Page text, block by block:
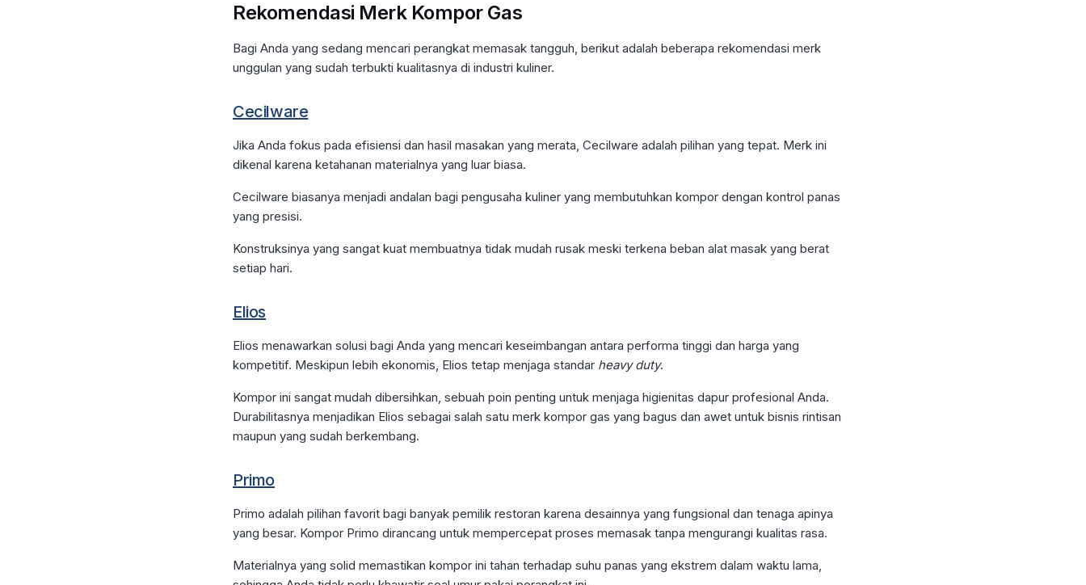
Rekomendasi Merk Kompor Gas
Bagi Anda yang sedang mencari perangkat memasak tangguh, berikut adalah beberapa rekomendasi merk
unggulan yang sudah terbukti kualitasnya di industri kuliner.
Cecilware
Jika Anda fokus pada efisiensi dan hasil masakan yang merata, Cecilware adalah pilihan yang tepat. Merk ini
dikenal karena ketahanan materialnya yang luar biasa.
Cecilware biasanya menjadi andalan bagi pengusaha kuliner yang membutuhkan kompor dengan kontrol panas
yang presisi.
Konstruksinya yang sangat kuat membuatnya tidak mudah rusak meski terkena beban alat masak yang berat
setiap hari.
Elios
Elios menawarkan solusi bagi Anda yang mencari keseimbangan antara performa tinggi dan harga yang
kompetitif. Meskipun lebih ekonomis, Elios tetap menjaga standar heavy duty.
Kompor ini sangat mudah dibersihkan, sebuah poin penting untuk menjaga higienitas dapur profesional Anda.
Durabilitasnya menjadikan Elios sebagai salah satu merk kompor gas yang bagus dan awet untuk bisnis rintisan
maupun yang sudah berkembang.
Primo
Primo adalah pilihan favorit bagi banyak pemilik restoran karena desainnya yang fungsional dan tenaga apinya
yang besar. Kompor Primo dirancang untuk mempercepat proses memasak tanpa mengurangi kualitas rasa.
Materialnya yang solid memastikan kompor ini tahan terhadap suhu panas yang ekstrem dalam waktu lama,